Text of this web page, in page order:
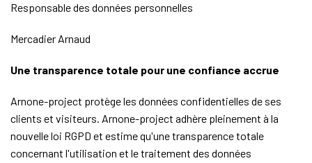
Responsable des données personnelles
Mercadier Arnaud
Une transparence totale pour une confiance accrue
Arnone-project protège les données confidentielles de ses
clients et visiteurs. Arnone-project adhère pleinement à la
nouvelle loi RGPD et estime qu'une transparence totale
concernant l'utilisation et le traitement des données